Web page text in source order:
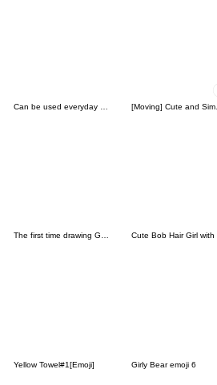
The first time drawing Graffiti(Emoji)
Yellow Towel#1[Emoji] Girly Bear emoji 6